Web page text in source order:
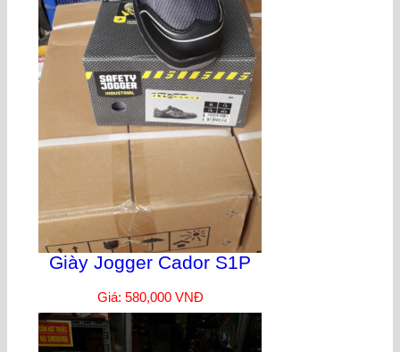
Giày Jogger Cador S1P
Giá: 580,000 VNĐ